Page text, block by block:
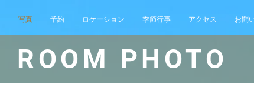
写真 予約 ロケーション 季節行事 アクセス お問
ROOM PHOTO